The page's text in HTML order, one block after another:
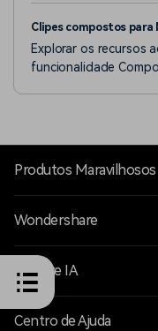
Clipes compostos para
Explorar os recursos
funcionalidade
Produtos Maravilhosos
Wondershare
Explore IA
Centro de Ajuda